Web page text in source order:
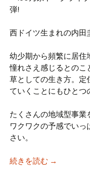
西ドイツ生まれの内田
幼少期から頻繁に居住
憧れさえ感じるとのこ
草としての生き方。定
ていくことにもひとつ
たくさんの地域型事業
ワクワクの予感でい
さい。
続きを読む 【iso乃家
→